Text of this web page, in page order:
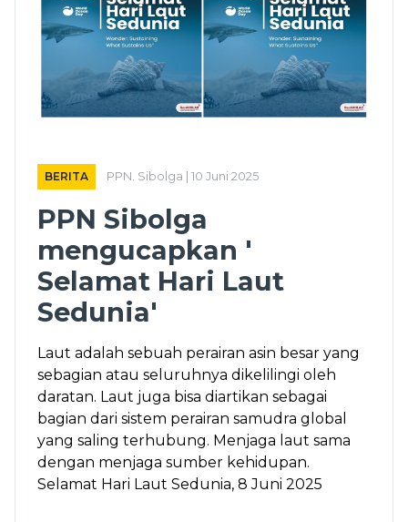
BERITA PPN. Sibolga | 10 Juni 2025
PPN Sibolga
mengucapkan '
Selamat Hari Laut
Sedunia'
Laut adalah sebuah perairan asin besar yang
sebagian atau seluruhnya dikelilingi oleh
daratan. Laut juga bisa diartikan sebagai
bagian dari sistem perairan samudra global
yang saling terhubung. Menjaga laut sama
dengan menjaga sumber kehidupan.
Selamat Hari Laut Sedunia, 8 Juni 2025